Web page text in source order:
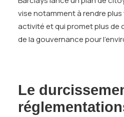
vise notamment à rendre
activité et qui promet plus de
de la gouvernance pour
Le